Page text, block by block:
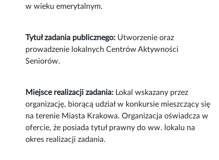
w wieku emerytalnym.
Tytuł zadania publicznego: Utworzenie oraz
prowadzenie lokalnych Centrów Aktywności
Seniorów.
Miejsce realizacji zadania: Lokal wskazany przez
organizację, biorącą udział w konkursie mieszczący się
na terenie Miasta Krakowa. Organizacja oświadcza w
ofercie, że posiada tytuł prawny do ww. lokalu na
okres realizacji zadania.